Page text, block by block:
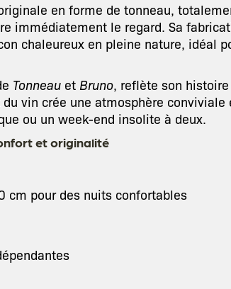
en forme de tonneau,
immédiatement le regard. Sa
chaleureux en pleine nature, idéal
Tonneau et Bruno, reflète son
du vin crée une atmosphère
ou un week-end insolite à deux.
et originalité
cm pour des nuits confortables